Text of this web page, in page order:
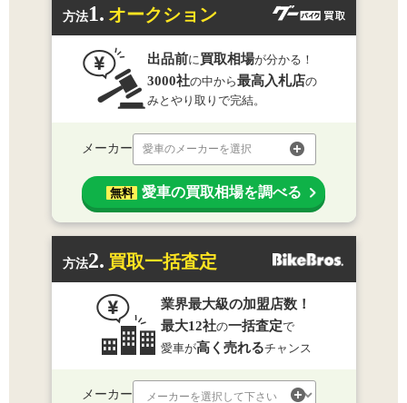
方法1. オークション
出品前に 買取相場が分かる！
3000社の中から最高入札店の
みとやり取りで完結。
メーカー 愛車のメーカーを選択
無料 愛車の買取相場を調べる
方法2. 買取一括査定
業界最大級の加盟店数！
最大12社の一括査定で
愛車が高く売れるチャンス
メーカー